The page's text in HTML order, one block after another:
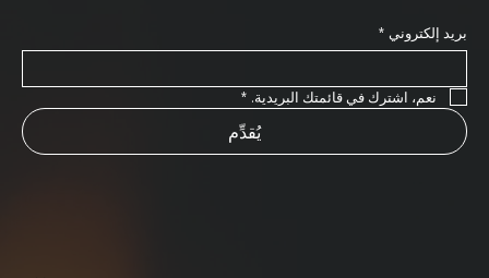
بريد إلكتروني *
نعم، اشترك في قائمتك البريدية. *
يُقدِّم